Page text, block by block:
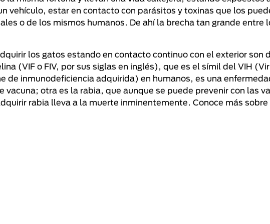
vehículo, estar en contacto con parásitos y toxinas que los
o de los mismos humanos. De ahí la brecha tan grande entre
los gatos estando en contacto continuo con el exterior son
(VIF o FIV, por sus siglas en inglés), que es el símil del VIH
de inmunodeficiencia adquirida) en humanos, es una
otra es la rabia, que aunque se puede prevenir con las
rabia lleva a la muerte inminentemente. Conoce más sobre